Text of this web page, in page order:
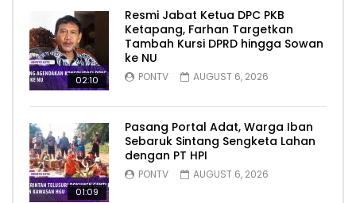
02:10
Resmi Jabat Ketua DPC PKB
Ketapang, Farhan Targetkan
Tambah Kursi DPRD hingga Sowan
ke NU
PONTV AUGUST 6, 2026
01:09
Pasang Portal Adat, Warga Iban
Sebaruk Sintang Sengketa Lahan
dengan PT HPI
PONTV AUGUST 6, 2026